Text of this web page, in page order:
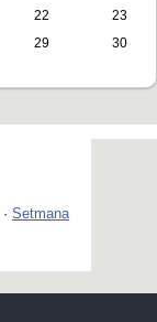
22
23
29
30
· Setmana